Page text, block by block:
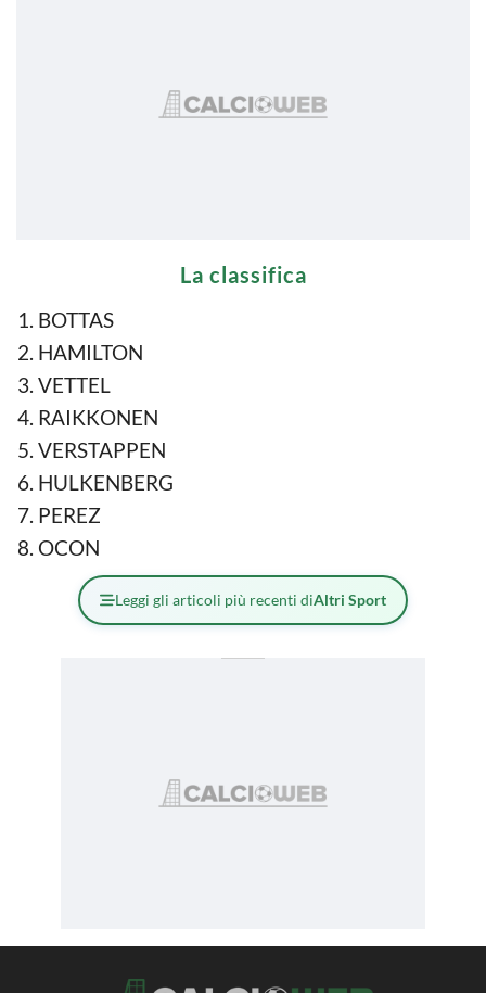
La classifica
BOTTAS
HAMILTON
VETTEL
RAIKKONEN
VERSTAPPEN
HULKENBERG
PEREZ
OCON
Leggi gli articoli più recenti diAltri Sport